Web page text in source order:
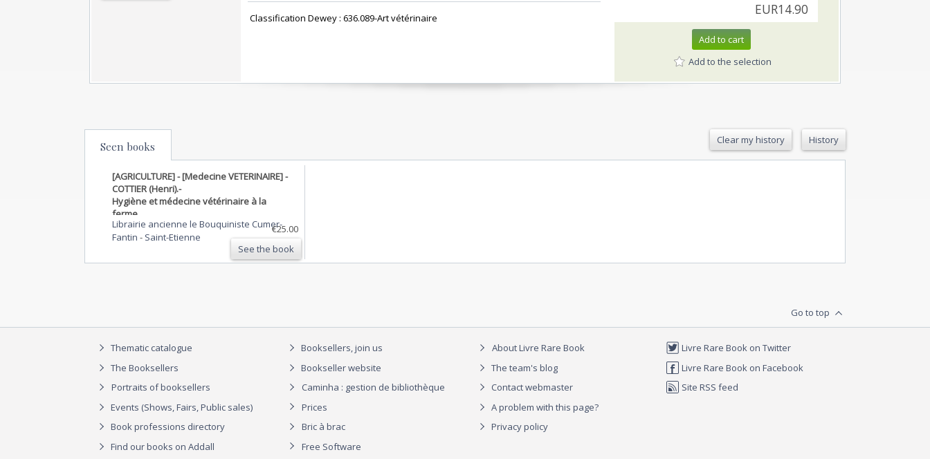
‎ Classification Dewey : 636.089-Art vétérinaire‎
EUR14.90
Add to cart
Add to the selection
Seen books Clear my history History
[AGRICULTURE] - [Medecine VETERINAIRE] -
COTTIER (Henri).-
Hygiène et médecine vétérinaire à la
ferme.
Librairie ancienne le Bouquiniste Cumer-
Fantin - Saint-Etienne
€25.00
See the book
Go to top
Thematic catalogue
The Booksellers
Portraits of booksellers
Events (Shows, Fairs, Public sales)
Book professions directory
Find our books on Addall
Booksellers, join us
Bookseller website
Caminha : gestion de bibliothèque
Prices
Bric à brac
Free Software
About Livre Rare Book
The team's blog
Contact webmaster
A problem with this page?
Privacy policy
Livre Rare Book on Twitter
Livre Rare Book on Facebook
Site RSS feed